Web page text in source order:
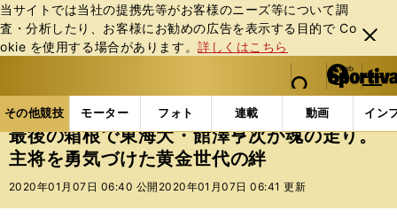
当サイトでは当社の提携先等がお客様のニーズ等について調
査・分析したり、お客様にお勧めの広告を表⽰する⽬的で Co
okie を使⽤する場合があります。詳しくはこちら
閉じ
る
web Sportiva (webスポルティーバ)
検索
マイペ
ー
ジ
メニュ
その他競技 モーター フォト 連載 動画 イン
ス
ポ
ル
その他競技の記事一覧 陸上 最後の箱根で東海大・
最後の箱根で東海大・館澤亨次が魂の走り。
主将を勇気づけた黄金世代の絆
2020年01月07日 06:40 公開 2020年01月07日 06:41 更新